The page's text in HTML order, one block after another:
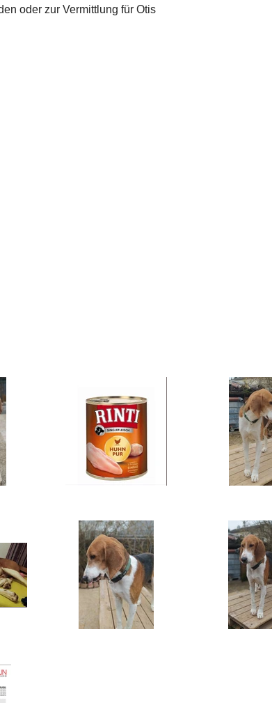
oder zur Vermittlung für Otis